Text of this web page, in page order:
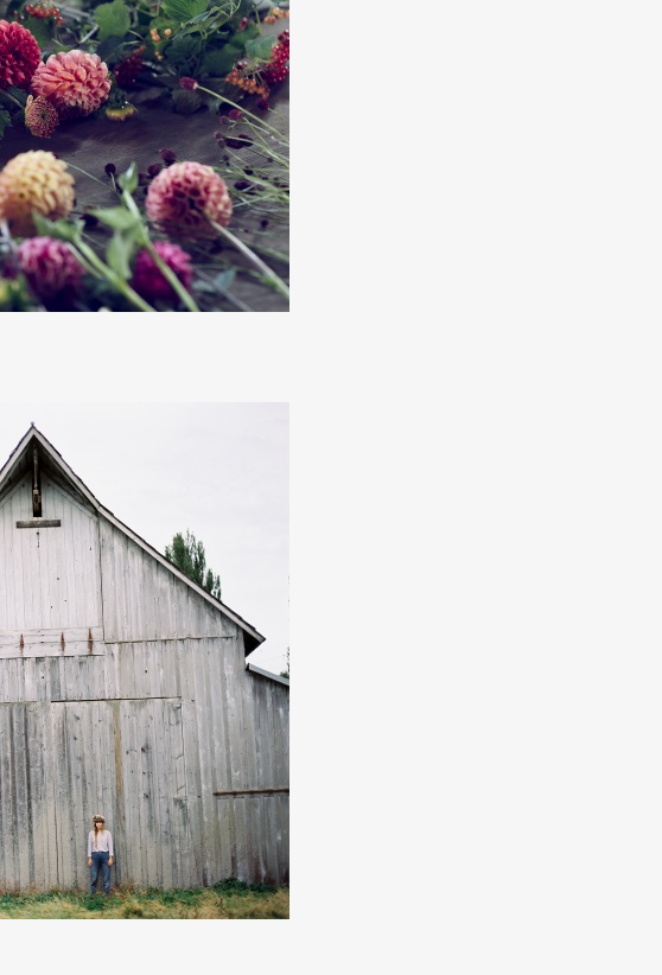
Art&Design Watch
Cars Product